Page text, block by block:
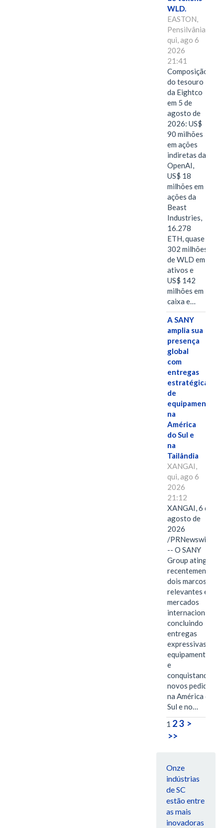
WLD.
EASTON,
Pensilvânia,
qui, ago 6
2026
21:41
Composição
do tesouro
da Eightco
em 5 de
agosto de
2026: US$
90 milhões
em ações
indiretas da
OpenAI,
US$ 18
milhões em
ações da
Beast
Industries,
16.278
ETH, quase
302 milhões
de WLD em
ativos e
US$ 142
milhões em
caixa e…
A SANY
amplia sua
presença
global
com
entregas
estratégicas
de
equipamentos
na
América
do Sul e
na
Tailândia
XANGAI,
qui, ago 6
2026
21:12
XANGAI, 6 de
agosto de
2026
/PRNewswire/
-- O SANY
Group atingiu
recentemente
dois marcos
relevantes em
mercados
internacionais,
concluindo
entregas
expressivas de
equipamentos
e
conquistando
novos pedidos
na América do
Sul e no…
1 23 >
>>
Onze
indústrias
de SC
estão entre
as mais
inovadoras